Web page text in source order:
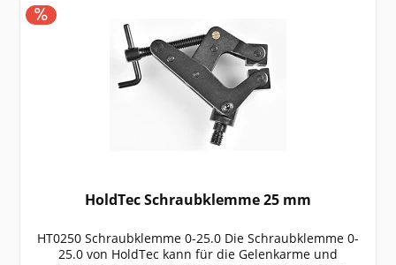
HoldTec Schraubklemme 25 mm
HT0250 Schraubklemme 0-25.0 Die Schraubklemme 0-
25.0 von HoldTec kann für die Gelenkarme und